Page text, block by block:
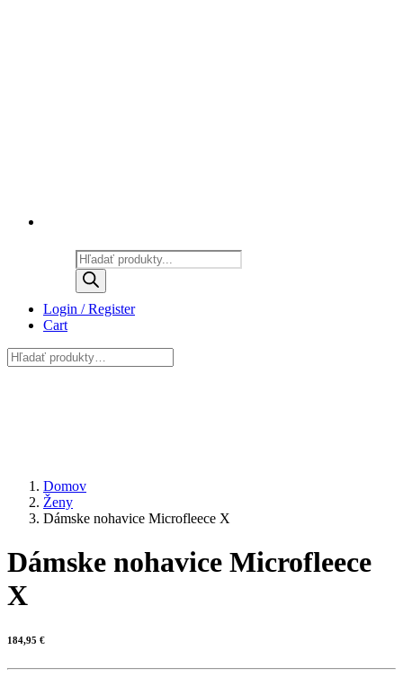
Products
search
Login / Register
Cart
Domov
Ženy
Dámske nohavice Microfleece X
Dámske nohavice Microfleece
X
184,95 €